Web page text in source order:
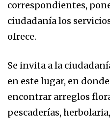
correspondientes,
ciudadanía los
ofrece.
Se invita a la
en este lugar, en
encontrar arreglos
pescaderías,